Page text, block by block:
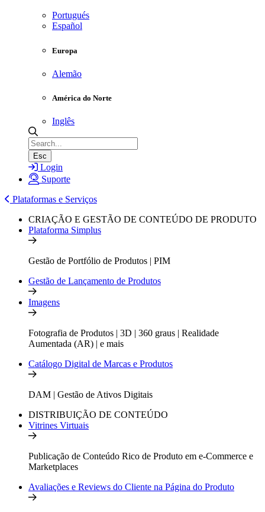
Portugués
Español
Europa
Alemão
América do Norte
Inglês
Esc
Login
Suporte
Plataformas e Serviços
CRIAÇÃO E GESTÃO DE CONTEÚDO DE PRODUTO
Plataforma Simplus
Gestão de Portfólio de Produtos | PIM
Gestão de Lançamento de Produtos
Imagens
Fotografia de Produtos | 3D | 360 graus | Realidade
Aumentada (AR) | e mais
Catálogo Digital de Marcas e Produtos
DAM | Gestão de Ativos Digitais
DISTRIBUIÇÃO DE CONTEÚDO
Vitrines Virtuais
Publicação de Conteúdo Rico de Produto em e-Commerce e
Marketplaces
Avaliações e Reviews do Cliente na Página do Produto